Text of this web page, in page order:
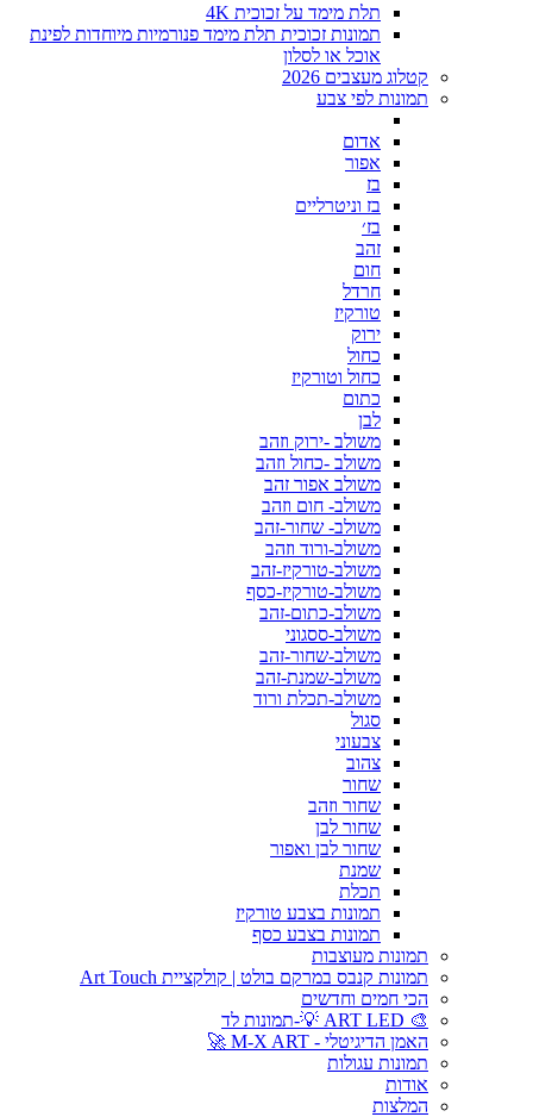
תלת מימד על זכוכית 4K
תמונות זכוכית תלת מימד פנורמיות מיוחדות לפינת
אוכל או לסלון
קטלוג מעצבים 2026
תמונות לפי צבע
אדום
אפור
בז
בז וניטרליים
בז׳
זהב
חום
חרדל
טורקיז
ירוק
כחול
כחול וטורקיז
כתום
לבן
משולב -ירוק וזהב
משולב -כחול וזהב
משולב אפור זהב
משולב- חום וזהב
משולב- שחור-זהב
משולב-ורוד וזהב
משולב-טורקיז-זהב
משולב-טורקיז-כסף
משולב-כתום-זהב
משולב-ססגוני
משולב-שחור-זהב
משולב-שמנת-זהב
משולב-תכלת ורוד
סגול
צבעוני
צהוב
שחור
שחור וזהב
שחור לבן
שחור לבן ואפור
שמנת
תכלת
תמונות בצבע טורקיז
תמונות בצבע כסף
תמונות מעוצבות
תמונות קנבס במרקם בולט | קולקציית Art Touch
הכי חמים וחדשים
🎨 ART LED 💡-תמונות לד
האמן הדיגיטלי - M-X ART 🚀
תמונות עגולות
אודות
המלצות